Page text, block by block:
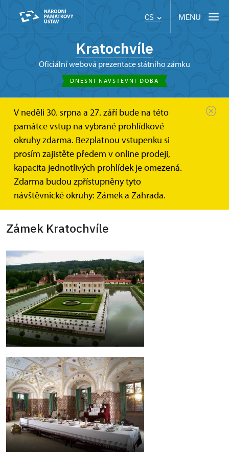
CS MENU
Kratochvíle
oficiální webová prezentace státního zámku
DNEŠNÍ NÁVŠTĚVNÍ DOBA
V neděli 30. srpna a 27. září bude na této
památce vstup na vybrané prohlídkové
okruhy zdarma. Bezplatnou vstupenku si
prosím zajistěte předem v online prodeji,
kapacita jednotlivých prohlídek je omezená.
Zdarma budou zpřístupněny tyto
návštěvnické okruhy: Zámek a Zahrada.
Kratochvíle Fotogalerie
Fotogalerie
Zámek Kratochvíle
Zámek Kratochvíle